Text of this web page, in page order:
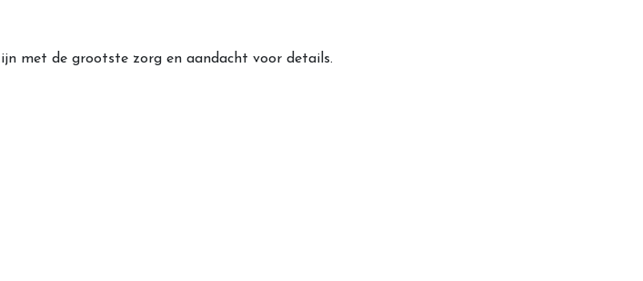
met de grootste zorg en aandacht voor details.